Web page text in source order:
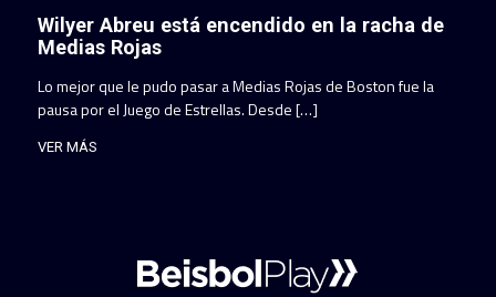
Wilyer Abreu está encendido en la racha de
Medias Rojas
Lo mejor que le pudo pasar a Medias Rojas de Boston fue la
pausa por el Juego de Estrellas. Desde […]
VER MÁS